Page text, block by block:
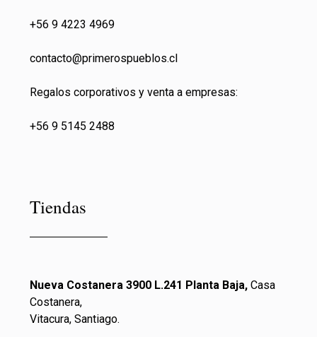
+56 9 4223 4969
contacto@primerospueblos.cl
Regalos corporativos y venta a empresas:
+56 9 5145 2488
Tiendas
Nueva Costanera 3900 L.241 Planta Baja, Casa
Costanera,
Vitacura, Santiago.